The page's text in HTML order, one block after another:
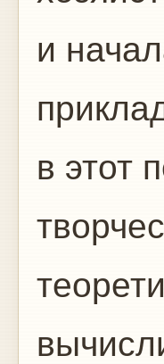
и
в этот